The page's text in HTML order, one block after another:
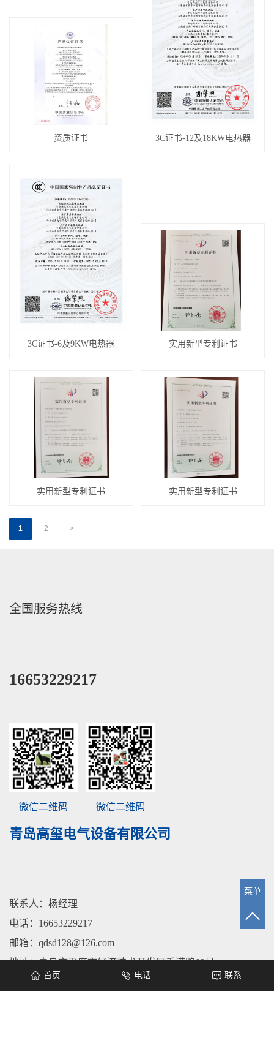
资质证书 3C证书-12及18KW电热器
3C证书-6及9KW电热器 实用新型专利证书
实用新型专利证书 实用新型专利证书
1 2 >
菜单
全国服务热线
16653229217
微信二维码 微信二维码
青岛高玺电气设备有限公司
联系人：杨经理
电话：16653229217
邮箱：qdsd128@126.com
地址：青岛市平度市经济技术开发区香港路63号
首页 电话 联系